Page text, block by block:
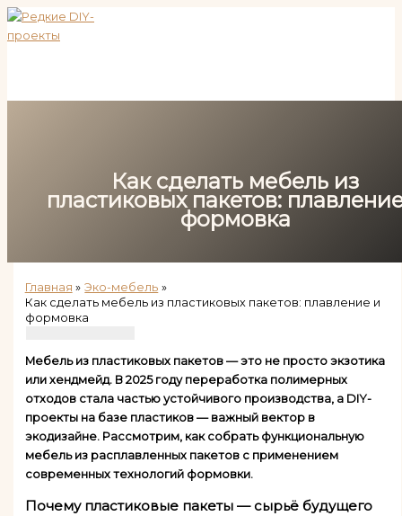
Перейти
к
Как сделать мебель из
пластиковых пакетов:
формовка
Главная
Эко-мебель
Как сделать мебель из пластиковых пакетов: плавление и
формовка
Мебель из пластиковых пакетов — это не просто экзотика
или хендмейд. В 2025 году переработка полимерных
отходов стала частью устойчивого производства, а DIY-
проекты на базе пластиков — важный вектор в
экодизайне. Рассмотрим, как собрать функциональную
мебель из расплавленных пакетов с применением
современных технологий формовки.
Почему пластиковые пакеты — сырьё будущего